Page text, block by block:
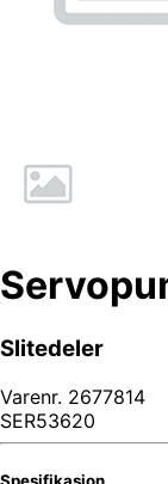
Slitedeler
Varenr. 2677814
SER53620
Spesifikasjon